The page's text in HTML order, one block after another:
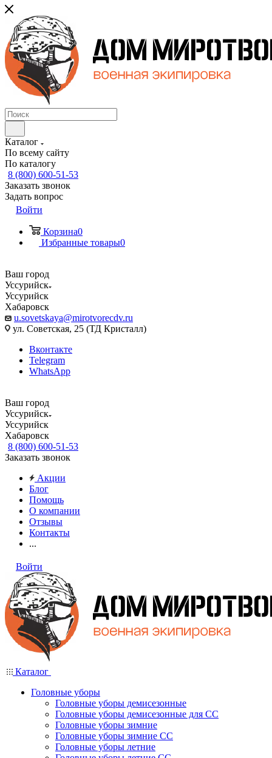
Каталог
По всему сайту
По каталогу
8 (800) 600-51-53
Заказать звонок
Задать вопрос
Войти
Корзина0
Избранные товары0
Ваш город
Уссурийск
Уссурийск
Хабаровск
u.sovetskaya@mirotvorecdv.ru
ул. Советская, 25 (ТД Кристалл)
Вконтакте
Telegram
WhatsApp
Ваш город
Уссурийск
Уссурийск
Хабаровск
8 (800) 600-51-53
Заказать звонок
Акции
Блог
Помощь
О компании
Отзывы
Контакты
...
Войти
Каталог
Головные уборы
Головные уборы демисезонные
Головные уборы демисезонные для СС
Головные уборы зимние
Головные уборы зимние СС
Головные уборы летние